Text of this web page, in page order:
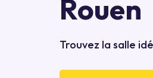
Rouen
Trouvez la salle